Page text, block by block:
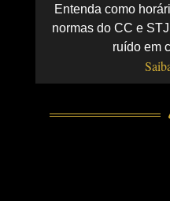
Entenda como
normas do CC e
ruído em